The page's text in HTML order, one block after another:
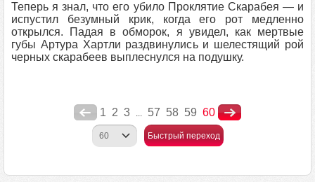
Теперь я знал, что его убило Проклятие Скарабея — и
испустил безумный крик, когда его рот медленно
открылся. Падая в обморок, я увидел, как мертвые
губы Артура Хартли раздвинулись и шелестящий рой
черных скарабеев выплеснулся на подушку.
1 2 3 ... 57 58 59 60
Быстрый переход